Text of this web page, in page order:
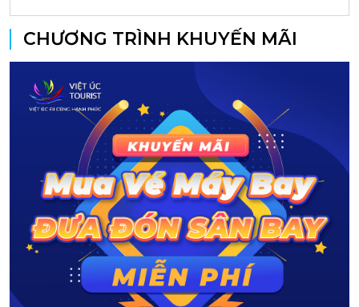
CHƯƠNG TRÌNH KHUYẾN MÃI